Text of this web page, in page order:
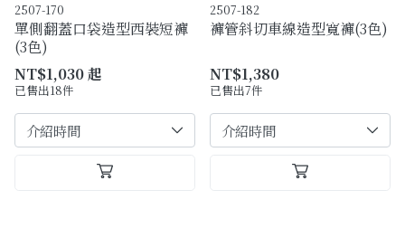
2507-170
單側翻蓋口袋造型西裝短褲
(3色)
NT$1,030 起
已售出18件
2507-182
褲管斜切車線造型寬褲(3色)
NT$1,380
已售出7件